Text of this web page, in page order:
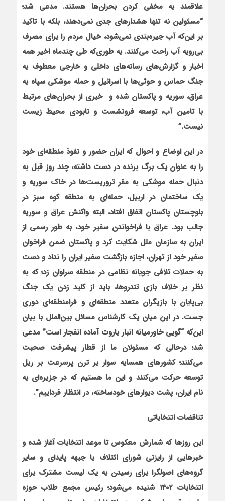
علاقمند به مخفی کردن بحران‌ها هستند. مدعی شد؛
“مسئولین نه تنها هشدار‌های جدی نمی‌دهند، بلکه با تاکید
بر این‌که آب جیره‌بندی نمی‌شود، خیال مردم را برای مصرف
بی‌رویه آب راحت می‌کنند. به طوری‌که طی چندماه اخیر همه
اخبار و گزارش‌های رسانه‌های داخلی و خارجی معطوف به
جنگ حماس و حوثی‌ها با اسرائیل و حمله موشکی سپاه به
عراق، سوریه و پاکستان شده و خبری از بحران‌های مرتبط
با تامین آب، توسعه فرونشست و نابودی محیط زیست
نیست.”
در این اوضاع و احوال که ایران حضور و نفوذ منطقه‌ای خود
را به عنوان یک برگ برنده در دست داشته، چند روز قبل به
دنبال حمله موشکی به مقر تروریست‌ها در خاک سوریه و
یک ساختمان در اربیل، حمله‌ای به منطقه کوه سبز در
بلوچستان پاکستان اتفاق افتاد، البته واکنش عراق و سوریه
جالب بود. عراق با فراخواندن سفیر خود، به طور رسمی از
ایران به سازمان ملل شکایت کرد و پاکستان ضمن فراخوان
سفیر خود از تهران، اجازه بازگشت سفیر ایران را نداد و دست
به حملات تلافی جویانه نظامی در منطقه سراوان زد؛ که به
نظر بر خلاف بازی تندروها، باید از کلید زدن یک جنگ
بی‌پایان با بازیگران متعدد منطقه‌ای و فرامنطقه‌ای دوری
جست. در این میان یک کارشناس مسائل بین‌الملل با بیان
این‌که “گویی خاورمیانه انبار باروت آماده انفجار است” مدعی
شد؛ درحالی‌ که مسئولان ما از قطار پیشرفت صحبت
می‌کنند؛ کشورهای همسایه سوار بر ترن پرسرعت بر ریل
توسعه حرکت می‌کنند و این ما هستیم که در جزیره‌ای به
نام ایران، پشت دیوارهای خودساخته‌، در انتظار فرداییم”.
تناقضات انتخاباتی
این روزها که شمارش معکوس تا موعد انتخابات آغاز شده و
خبرهایی از رایزنی شورای ائتلاف با جبهه پایدای و سایر
گروه‌های اصولگرا برای رسیدن به یک لیست مشترک برای
انتخابات ۱۴۰۲ شنیده می‌شود؛ رئیس مجمع طلاب حوزه